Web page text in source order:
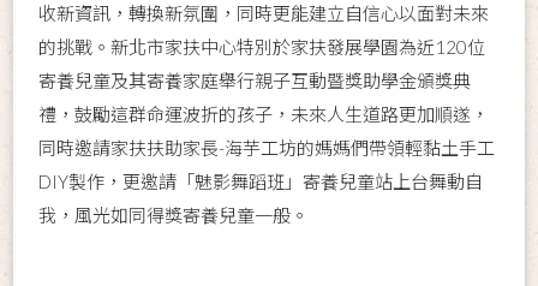
收新資訊，轉換新氛圍，同時更能建立自信心以面對未來
的挑戰。新北市家扶中心特別於家扶發展學園為近120位
寄養兒童及其寄養家庭舉行親子互動暨獎助學金頒獎典
禮，鼓勵這群命運波折的孩子，未來人生道路更加順遂，
同時邀請家扶扶助家長-海芋工坊的媽媽們帶領輕黏土手工
DIY製作，更邀請「魅影舞蹈班」寄養兒童站上台舞動自
我，風光如同得獎寄養兒童一般。